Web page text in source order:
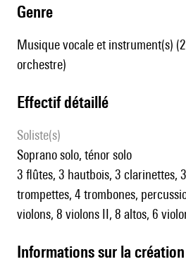
genre
Musique vocale et instrument(s)
orchestre)
effectif détaillé
Soliste(s)
soprano solo, ténor solo
3 flûtes, 3 hautbois, 3 clarinettes,
trompettes, 4 trombones,
violons, 8 violons II, 8 altos, 6
informations sur la création